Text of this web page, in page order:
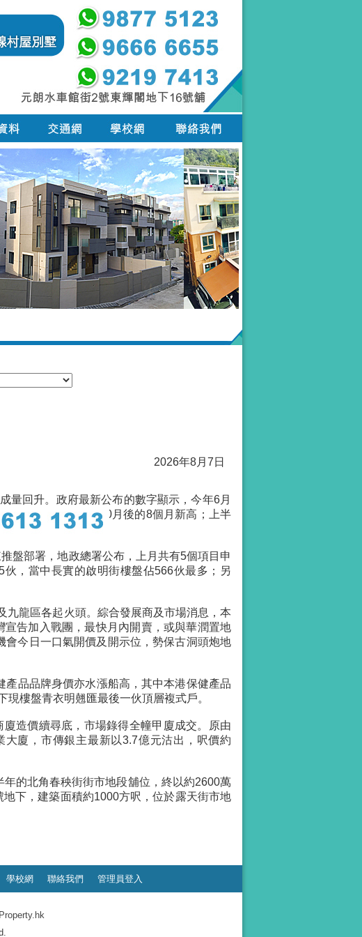
2026年8月7日
量回升。政府最新公布的數字顯示，今年6月
倍，數量為去年10月後的8個月新高；上半
盤部署，地政總署公布，上月共有5個項目申
，當中長實的啟明街樓盤佔566伙最多；另
九龍區各起火頭。綜合發展商及市場消息，本
告加入戰團，最快月內開賣，或與華潤置地
會今日一口氣開價及開示位，勢保古洞頭炮地
產品品牌身價亦水漲船高，其中本港保健產品
樓盤青衣明翹匯最後一伙頂層複式戶。
造價續尋底，市場錄得全幢甲廈成交。原由
廈，市傳銀主最新以3.7億元沽出，呎價約
的北角春秧街街市地段舖位，終以約2600萬
下，建築面積約1000方呎，位於露天街市地
學校網 聯絡我們 管理員登入
Property.hk